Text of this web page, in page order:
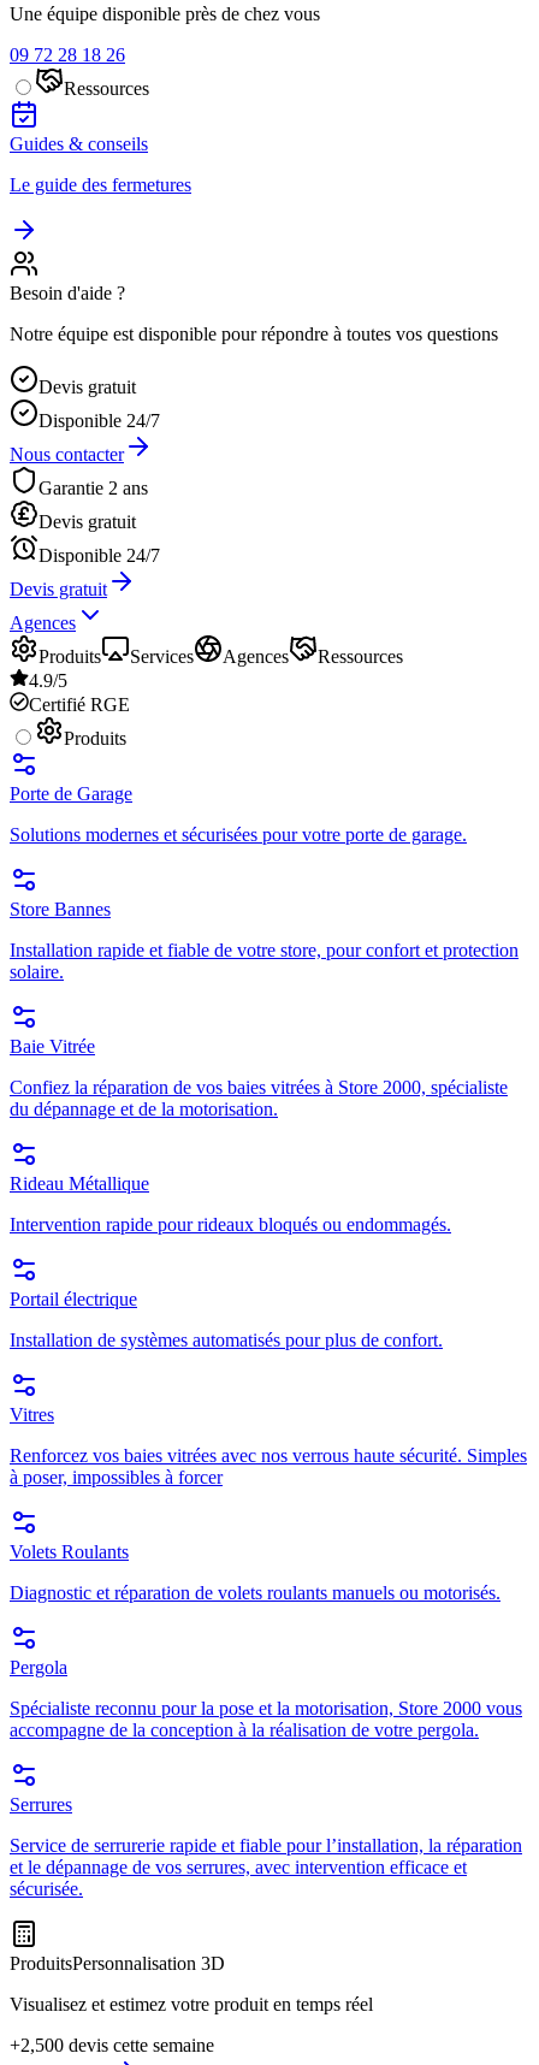
Une équipe disponible près de chez vous
09 72 28 18 26
Ressources
Guides & conseils
Le guide des fermetures
Besoin d'aide ?
Notre équipe est disponible pour répondre à toutes vos questions
Devis gratuit
Disponible 24/7
Nous contacter
Garantie 2 ans
Devis gratuit
Disponible 24/7
Devis gratuit
Agences
Produits
Services Agences
Ressources
4.9/5
Certifié RGE
Produits
Porte de Garage
Solutions modernes et sécurisées pour votre porte de garage.
Store Bannes
Installation rapide et fiable de votre store, pour confort et protection
solaire.
Baie Vitrée
Confiez la réparation de vos baies vitrées à Store 2000, spécialiste
du dépannage et de la motorisation.
Rideau Métallique
Intervention rapide pour rideaux bloqués ou endommagés.
Portail électrique
Installation de systèmes automatisés pour plus de confort.
Vitres
Renforcez vos baies vitrées avec nos verrous haute sécurité. Simples
à poser, impossibles à forcer
Volets Roulants
Diagnostic et réparation de volets roulants manuels ou motorisés.
Pergola
Spécialiste reconnu pour la pose et la motorisation, Store 2000 vous
accompagne de la conception à la réalisation de votre pergola.
Serrures
Service de serrurerie rapide et fiable pour l’installation, la réparation
et le dépannage de vos serrures, avec intervention efficace et
sécurisée.
ProduitsPersonnalisation 3D
Visualisez et estimez votre produit en temps réel
+2,500 devis cette semaine